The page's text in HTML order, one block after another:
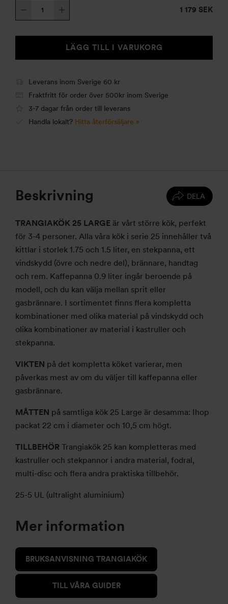
Trangiakök
25-
mängd
1 179 SEK
LÄGG TILL I VARUKORG
Leverans inom Sverige 60 kr
Fraktfritt för order över 500kr inom Sverige
3-7 dagar från order till leverans
Handla lokalt? Hitta återförsäljare »
DELA
Beskrivning
TRANGIAKÖK 25 LARGE är vårt större kök, perfekt
för 3-4 personer. Alla våra kök i serie 25 innehåller två
kittlar i storlek 1.75 och 1.5 liter, en stekpanna, ett
vindskydd (övre och nedre del), brännare, handtag
och rem. Kaffepanna 0.9 liter ingår beroende på
modell, och du kan välja mellan sprit eller
gasbrännare. I sortimentet finns flera kompletta
kombinationer med olika material på vindskydd och
olika kombinationer av material i kastruller och
stekpanna.
VIKTEN på det kompletta köket varierar, men
påverkas mest av om du väljer till kaffepanna eller
gasbrännare.
MÅTTEN på samtliga kök 25 Large är desamma: Ihop
packat 22 cm i diameter och 10,5 cm högt.
TILLBEHÖR Trangiakök 25 kan kompletteras med
kastruller och stekpannor i andra material, fodral,
multi-disc och flera andra praktiska tillbehör.
25-5 UL (ultralight aluminium)
Mer information
BRUKSANVISNING TRANGIAKÖK
TILL VÅRA GUIDER